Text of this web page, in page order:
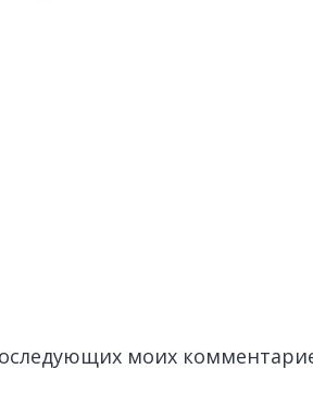
моих